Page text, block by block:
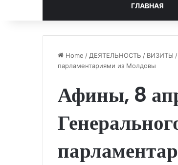
ГЛАВНАЯ
Home / ДЕЯТЕЛЬНОСТЬ / ВИЗИТЫ /
парламентариями из Молдовы
Афины, 8